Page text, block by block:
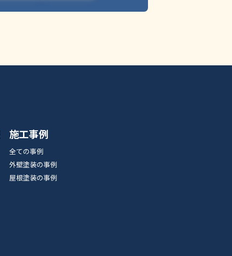
施工事例
全ての事例
外壁塗装の事例
屋根塗装の事例